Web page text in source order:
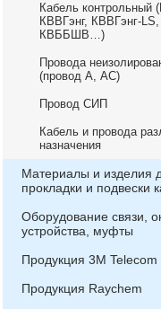
Кабель контрольный
КВВГэнг, КВВГэнг-LS,
КВББШВ…)
Провода
(провод А, АС)
Провод СИП
Кабель и провода
назначения
Материалы и изделия
прокладки и подвески
Оборудование связи,
устройства, муфты
Продукция 3М Telecom
Продукция Raychem